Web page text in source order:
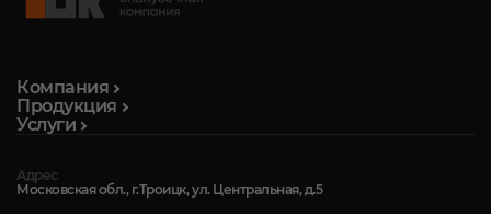
Компания
Продукция
Услуги
Адрес
Московская обл., г.Троицк, ул. Центральная, д.5